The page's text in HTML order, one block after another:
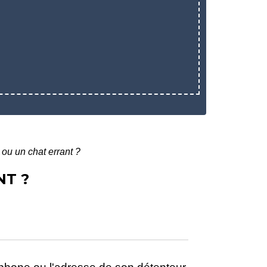
un chat errant ?
?